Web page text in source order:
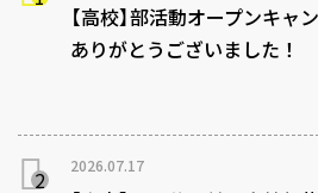
【高校】部活動オープンキャ
ありがとうございました！
2026.07.17